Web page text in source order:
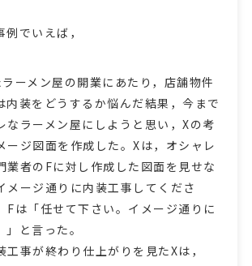
でいえば，
ーメン屋の開業にあたり，店舗物件
内装をどうするか悩んだ結果，今まで
なラーメン屋にしようと思い，Xの考
ージ図面を作成した。Xは，オシャレ
業者のFに対し作成した図面を見せな
メージ通りに内装工事してくださ
Fは「任せて下さい。イメージ通りに
と言った。
工事が終わり仕上がりを見たXは，